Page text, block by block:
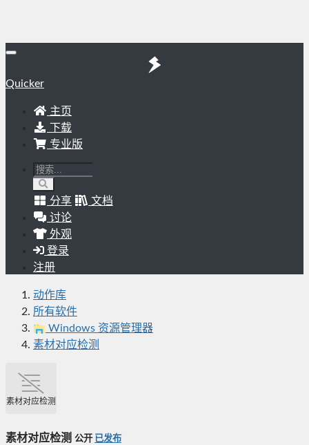
Quicker
主页
下载
专业版
分享
文档
讨论
外观
登录
注册
动作库
所有软件
Windows 资源管理器
素材对应检测
素材对应检测
素材对应检测 公开 已发布